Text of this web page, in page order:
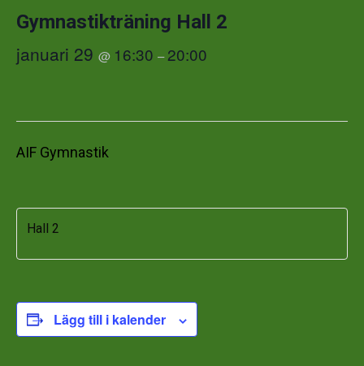
Gymnastikträning Hall 2
januari 29 @ 16:30 –20:00
AIF Gymnastik
Hall 2
Lägg till i kalender